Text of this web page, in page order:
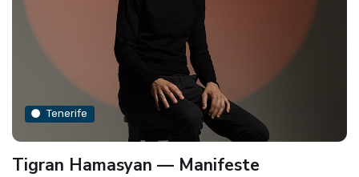
Tenerife
Tigran Hamasyan — Manifeste